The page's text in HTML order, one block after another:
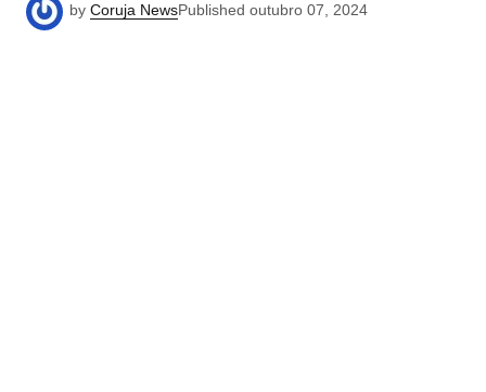
by Coruja NewsPublished outubro 07, 2024